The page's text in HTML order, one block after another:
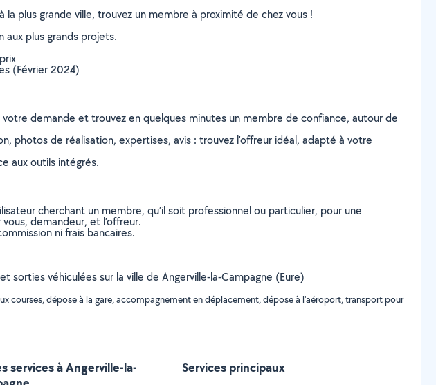
plus grande ville, trouvez un membre à proximité de chez vous !
plus grands projets.
(Février 2024)
demande et trouvez en quelques minutes un membre de confiance, autour de
photos de réalisation, expertises, avis : trouvez l'offreur idéal, adapté à votre
aux outils intégrés.
cherchant un membre, qu’il soit professionnel ou particulier, pour une
demandeur, et l’offreur.
ni frais bancaires.
véhiculées sur la ville de Angerville-la-Campagne (Eure)
courses, dépose à la gare, accompagnement en déplacement, dépose à l'aéroport, transport pour
services à Angerville-la-
Services principaux